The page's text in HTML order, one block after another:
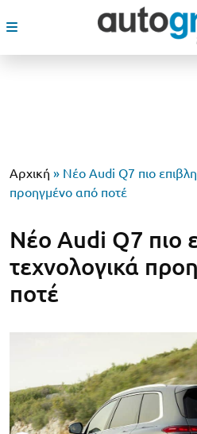
Αρχική » Νέο Audi Q7 πιο
προηγμένο από ποτέ
Νέο Audi Q7 πιο
τεχνολογικά
ποτέ